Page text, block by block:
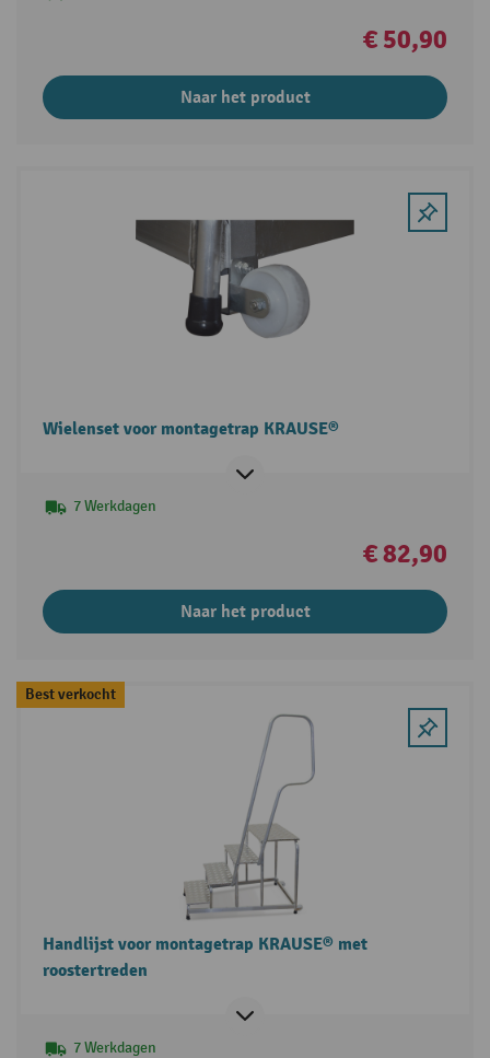
€ 50,90
Naar het product
Wielenset voor montagetrap KRAUSE®
7 Werkdagen
€ 82,90
Naar het product
Best verkocht
Handlijst voor montagetrap KRAUSE® met
roostertreden
7 Werkdagen